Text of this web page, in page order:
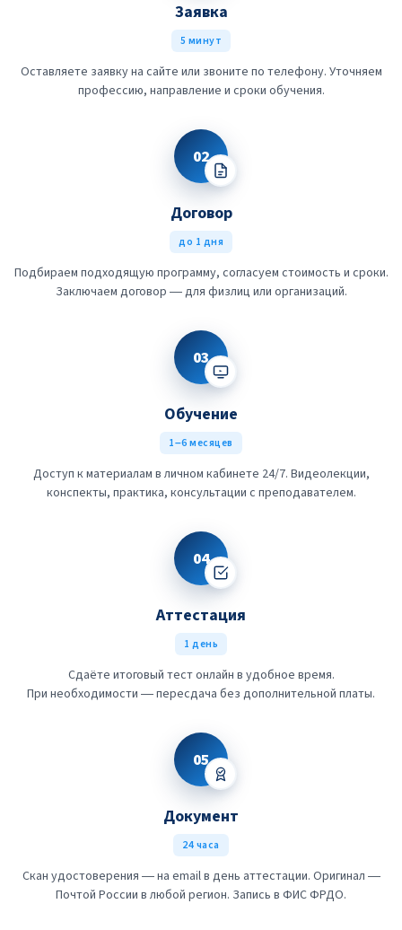
Заявка
5 минут
Оставляете заявку на сайте или звоните по телефону. Уточняем
профессию, направление и сроки обучения.
02
Договор
до 1 дня
Подбираем подходящую программу, согласуем стоимость и сроки.
Заключаем договор — для физлиц или организаций.
03
Обучение
1–6 месяцев
Доступ к материалам в личном кабинете 24/7. Видеолекции,
конспекты, практика, консультации с преподавателем.
04
Аттестация
1 день
Сдаёте итоговый тест онлайн в удобное время.
При необходимости — пересдача без дополнительной платы.
05
Документ
24 часа
Скан удостоверения — на email в день аттестации. Оригинал —
Почтой России в любой регион. Запись в ФИС ФРДО.